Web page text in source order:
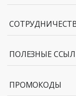
ПОЛЕЗНЫЕ
ПРОМОКОДЫ